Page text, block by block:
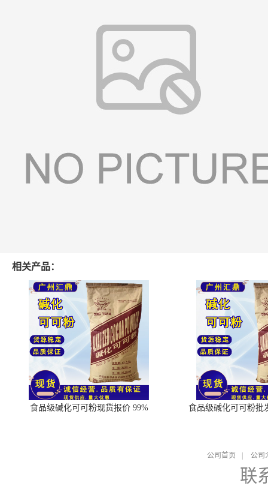
相关产品：
食品级碱化可可粉现货报价 99% 食品级碱化可可粉批
公司首页 公司
联